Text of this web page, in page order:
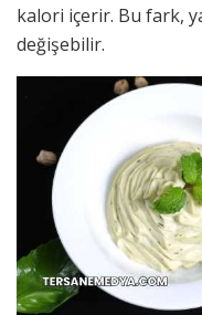
kalori içerir. Bu fark,
değişebilir.